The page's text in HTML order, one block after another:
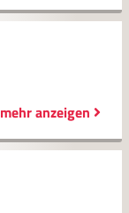
mehr anzeigen